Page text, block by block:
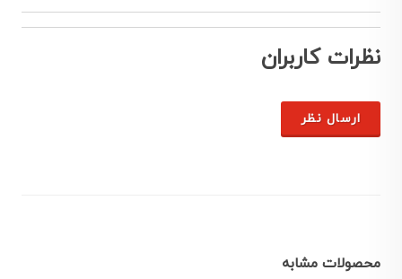
نظرات کاربران
ارسال نظر
محصولات مشابه